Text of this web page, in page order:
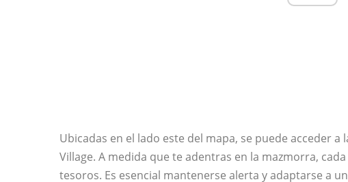
Ubicadas en el lado este del mapa, se puede acceder a
Village. A medida que te adentras en la mazmorra,
tesoros. Es esencial mantenerse alerta y adaptarse a